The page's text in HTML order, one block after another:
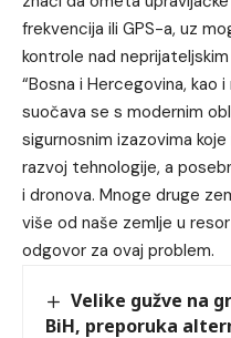
frekvencija ili GPS-a, uz
kontrole nad neprijateljskim
“Bosna i Hercegovina, kao
suočava se s modernim
sigurnosnim izazovima
razvoj tehnologije, a
i dronova. Mnoge druge
više od naše zemlje u
odgovor za ovaj problem.
Velike gužve na
BiH, preporuka